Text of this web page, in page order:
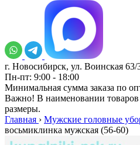
г. Новосибирск, ул. Воинская 63/
Пн-пт: 9:00 - 18:00
Минимальная сумма заказа по
Важно! В наименовании товаров
размеры.
Главная › Мужские головные
восьмиклинка мужская (56-60)